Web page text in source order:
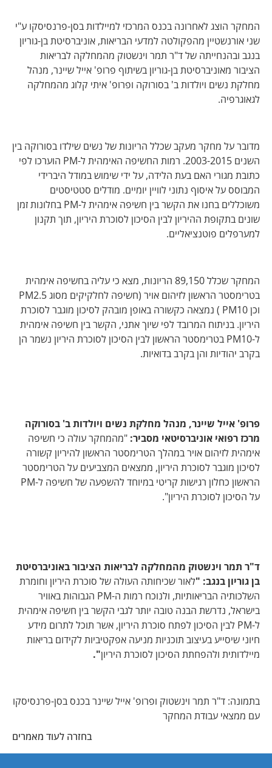
המחקר הוצג לאחרונה בכנס המרכזי למיילדות בסן-פרנסיסקו ע"י
שני אורנשטיין מהפקולטה למדעי הבריאות, אוניברסיטת בן-גוריון
בנגב ובהנחייתה של ד"ר תמר וינשטוק מהמחלקה לבריאות
הציבור מאוניברסיטת בן-גוריון בשיתוף פרופ' אייל שיינר, מנהל
מחלקת נשים ויולדות ב' בסורוקה ופרופ' איתי קלוג מהמחלקה
לגאוגרפיה.
מדובר על מחקר מעקב שכלל הריונות של נשים שילדו בסורוקה בין
השנים 2003-2015. רמות החשיפה האימהית ל-PM הוערכו לפי
כתובת מגורי האם בעת הלידה, על ידי שימוש במודל היברידי
המבוסס על איסוף נתוני לוויין יומיים. מודלים סטטיסטים
משוכללים בחנו את הקשר בין חשיפה אימהית ל-PM בחלונות זמן
שונים בתקופת ההיריון לבין הסיכון לסוכרת היריון, תוך תקנון
למערפלים פוטנציאליים.
המחקר שכלל 89,150 הריונות, מצא כי עליה בחשיפה אימהית
בטרימסטר הראשון לזיהום אויר (חשיפה לחלקיקים מסוג PM2.5
וכן PM10 ) נמצאה כקשורה באופן מובהק לסיכון מוגבר לסוכרת
היריון. בניתוח המרובד לפי שיוך אתני, הקשר בין חשיפה אימהית
ל-PM10 בטרימסטר הראשון לבין הסיכון לסוכרת היריון נשמר הן
בקרב יהודיות והן בקרב בדואיות.
פרופ' אייל שיינר, מנהל מחלקת נשים ויולדות ב' בסורוקה
מרכז רפואי אוניברסיטאי מסביר: "מהמחקר עולה כי חשיפה
אימהית לזיהום אויר במהלך הטרימסטר הראשון להיריון קשורה
לסיכון מוגבר לסוכרת היריון, ממצאים המצביעים על הטרימסטר
הראשון כחלון רגישות קריטי במיוחד להשפעה של חשיפה ל-PM
על הסיכון לסוכרת היריון".
ד"ר תמר וינשטוק מהמחלקה לבריאות הציבור באוניברסיטת
בן גוריון בנגב: "לאור שכיחותה העולה של סוכרת היריון וחומרת
השלכותיה הבריאותיות, ולנוכח רמות ה-PM הגבוהות באוויר
בישראל, נדרשת הבנה טובה יותר לגבי הקשר בין חשיפה אימהית
ל-PM לבין הסיכון לפתח סוכרת היריון, אשר תוכל לתרום מידע
חיוני שיסייע בעיצוב תוכניות מניעה אפקטיביות לקידום בריאות
מיילדותית ולהפחתת הסיכון לסוכרת היריון".
בתמונה: ד"ר תמר וינשטוק ופרופ' אייל שיינר בכנס בסן-פרנסיסקו
עם ממצאי עבודת המחקר
בחזרה לעוד מאמרים